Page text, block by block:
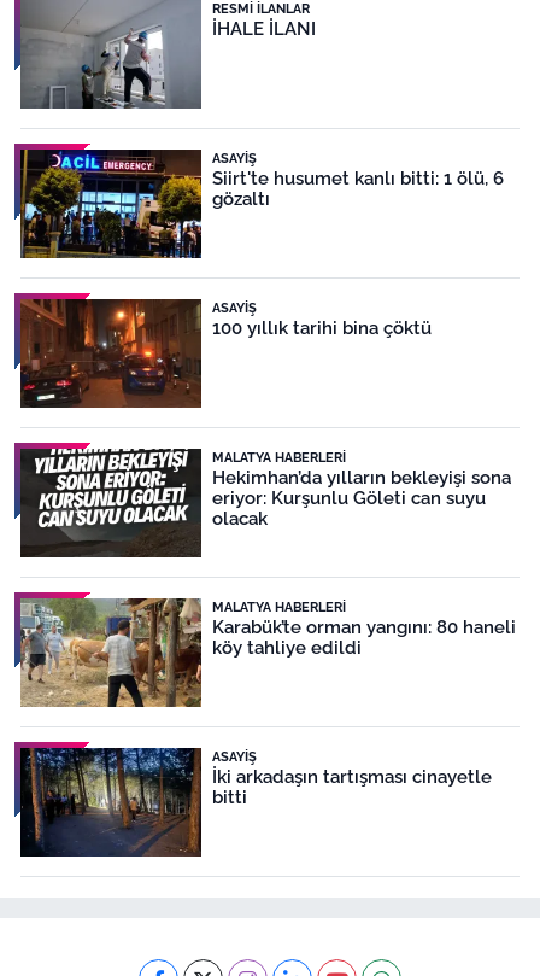
RESMI İLANLAR
İHALE İLANI
ASAYIŞ
Siirt'te husumet kanlı bitti: 1 ölü, 6
gözaltı
ASAYIŞ
100 yıllık tarihi bina çöktü
MALATYA HABERLERI
Hekimhan’da yılların bekleyişi sona
eriyor: Kurşunlu Göleti can suyu
olacak
MALATYA HABERLERI
Karabük’te orman yangını: 80 haneli
köy tahliye edildi
ASAYIŞ
İki arkadaşın tartışması cinayetle
bitti